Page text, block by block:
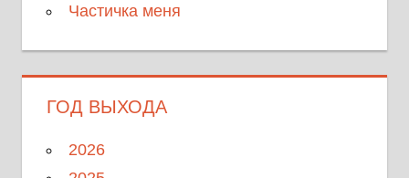
Частичка меня
ГОД ВЫХОДА
2026